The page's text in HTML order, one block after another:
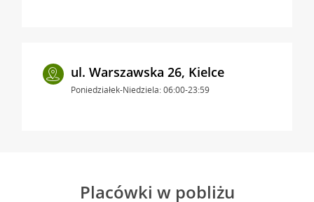
ul. Warszawska 26, Kielce
Poniedziałek-Niedziela: 06:00-23:59
Placówki w pobliżu